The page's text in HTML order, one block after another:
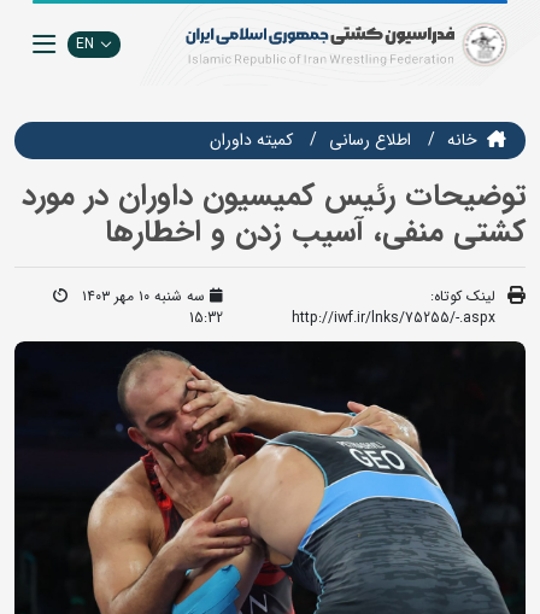
EN
خانه اطلاع رسانی کمیته داوران
توضیحات رئیس کمیسیون داوران در مورد
کشتی منفی، آسیب زدن و اخطارها
لینک کوتاه:
http://iwf.ir/lnks/75255/-.aspx
سه شنبه ۱۰ مهر ۱۴۰۳
15:32